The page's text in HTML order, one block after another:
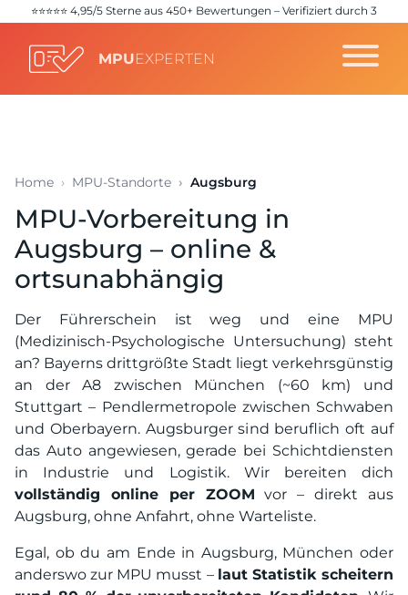
⭐️⭐️⭐️⭐️⭐️ 4,95/5 Sterne aus 450+ Bewertungen – Verifiziert durch 3
MPUEXPERTEN
Home MPU-Standorte Augsburg
MPU-Vorbereitung in
Augsburg – online &
ortsunabhängig
Der Führerschein ist weg und eine MPU
(Medizinisch-Psychologische Untersuchung) steht
an? Bayerns drittgrößte Stadt liegt verkehrsgünstig
an der A8 zwischen München (~60 km) und
Stuttgart – Pendlermetropole zwischen Schwaben
und Oberbayern. Augsburger sind beruflich oft auf
das Auto angewiesen, gerade bei Schichtdiensten
in Industrie und Logistik. Wir bereiten dich
vollständig online per ZOOM vor – direkt aus
Augsburg, ohne Anfahrt, ohne Warteliste.
Egal, ob du am Ende in Augsburg, München oder
anderswo zur MPU musst – laut Statistik scheitern